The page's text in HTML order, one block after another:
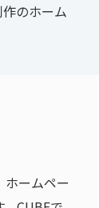
のホーム
ームペー